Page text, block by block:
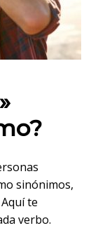
sinónimos,
te
verbo.